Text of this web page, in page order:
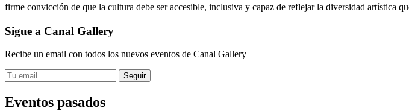
firme convicción de que la cultura debe ser accesible, inclusiva y capaz de reflejar la diversidad artística
Sigue a Canal Gallery
Recibe un email con todos los nuevos eventos de Canal Gallery
Eventos pasados